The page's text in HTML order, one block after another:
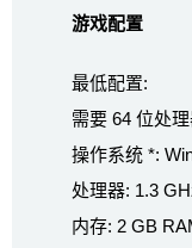
游戏配置
最低配置:
需要 64 位处
操作系统 *:
处理器: 1.3
内存: 2 GB